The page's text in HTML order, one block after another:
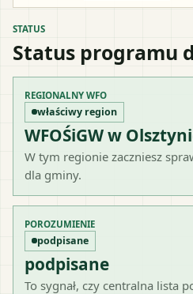
STATUS
Status programu
REGIONALNY WFO
właściwy region
WFOŚiGW w
W tym regionie zaczniesz
dla gminy.
POROZUMIENIE
podpisane
podpisane
To sygnał, czy centralna lista